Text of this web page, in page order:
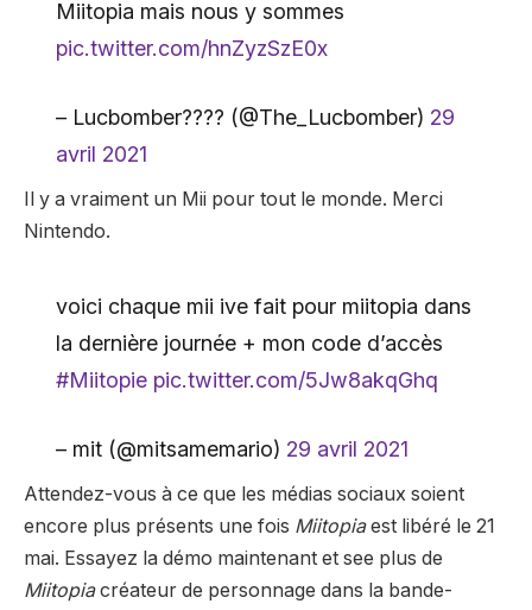
Miitopia mais nous y sommes
pic.twitter.com/hnZyzSzE0x
– Lucbomber???? (@The_Lucbomber) 29
avril 2021
Il y a vraiment un Mii pour tout le monde. Merci
Nintendo.
voici chaque mii ive fait pour miitopia dans
la dernière journée + mon code d’accès
#Miitopie pic.twitter.com/5Jw8akqGhq
– mit (@mitsamemario) 29 avril 2021
Attendez-vous à ce que les médias sociaux soient
encore plus présents une fois Miitopiaest libéré le 21
mai. Essayez la démo maintenant et see plus de
Miitopiacréateur de personnage dans la bande-